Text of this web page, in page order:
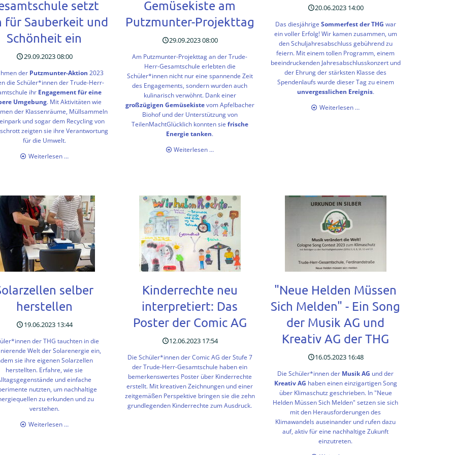
setzt
für Sauberkeit und
Schönheit ein
29.09.2023 08:00
der Putzmunter-Aktion 2023
die Schüler*innen der Trude-Herr-
ihr Engagement für eine
Umgebung. Mit Aktivitäten wie
der Klassenräume, Müllsammeln
und sogar dem Recycling von
zeigten sie ihre Verantwortung
für die Umwelt.
Weiterlesen …Putzmunter
Herr-
Gesamtschule
setzt
sich
für
Sauberkeit
und
Schönheit
ein
Gemüsekiste am
Putzmunter-Projekttag
29.09.2023 08:00
Am Putzmunter-Projekttag an der Trude-
Herr-Gesamtschule erlebten die
Schüler*innen nicht nur eine spannende Zeit
des Engagements, sondern wurden auch
kulinarisch verwöhnt. Dank einer
großzügigen Gemüsekistevom Apfelbacher
Biohof und der Unterstützung von
TeilenMachtGlücklich konnten sie frische
Energie tanken.
Weiterlesen …
Die
Gemüsekiste
am
Putzmunter-
Projekttag
20.06.2023 14:00
Das diesjährige Sommerfest der THG war
ein voller Erfolg! Wir kamen zusammen, um
den Schuljahresabschluss gebührend zu
feiern. Mit einem tollen Programm, einem
beeindruckenden Jahresabschlusskonzert und
der Ehrung der stärksten Klasse des
Spendenlaufs wurde dieser Tag zu einem
unvergesslichen Ereignis.
Weiterlesen …Sommerfest
selber
herstellen
19.06.2023 13:44
der THG tauchten in die
Welt der Solarenergie ein,
sie ihre eigenen Solarzellen
herstellten. Erfahre, wie sie
und einfache
nutzten, um nachhaltige
zu erkunden und zu
verstehen.
Weiterlesen …Solarzellen
Kinderrechte neu
interpretiert: Das
Poster der Comic AG
12.06.2023 17:54
Die Schüler*innen der Comic AG der Stufe 7
der Trude-Herr-Gesamtschule haben ein
bemerkenswertes Poster über Kinderrechte
erstellt. Mit kreativen Zeichnungen und einer
zeitgemäßen Perspektive bringen sie die zehn
grundlegenden Kinderrechte zum Ausdruck.
"Neue Helden Müssen
Sich Melden" - Ein Song
der Musik AG und
Kreativ AG der THG
16.05.2023 16:48
Die Schüler*innen der Musik AG und der
Kreativ AG haben einen einzigartigen Song
über Klimaschutz geschrieben. In "Neue
Helden Müssen Sich Melden" setzen sie sich
mit den Herausforderungen des
Klimawandels auseinander und rufen dazu
auf, aktiv für eine nachhaltige Zukunft
einzutreten.